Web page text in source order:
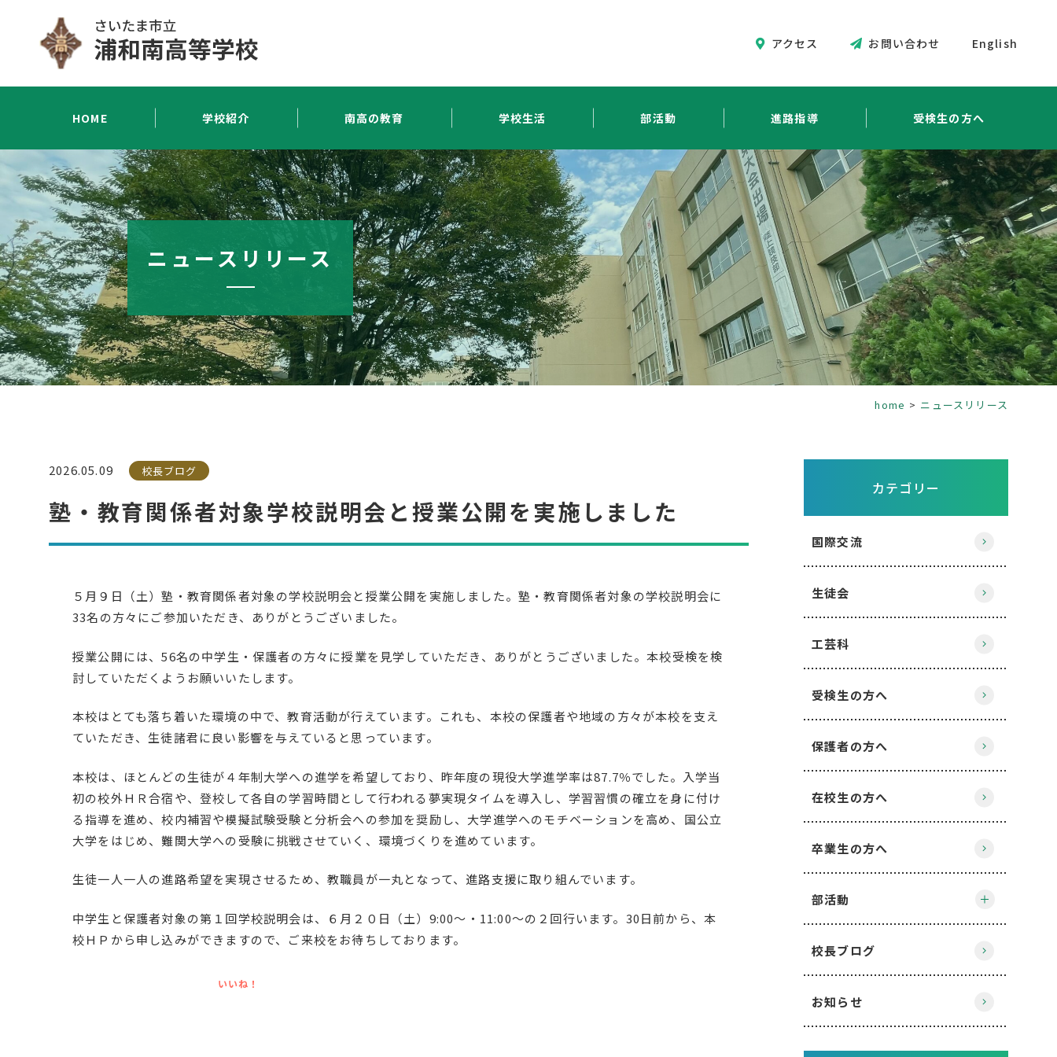
HOME 学校紹介 南高の教育 学校生活 部活動 進路指導 受検生の方へ
アクセス お問い合わせ English
ニュースリリース
home ニュースリリース
2026.05.09 校長ブログ
塾・教育関係者対象学校説明会と授業公開を実施しました
５月９日（土）塾・教育関係者対象の学校説明会と授業公開を実施しました。塾・教育関係者対象の学校説明会に
33名の方々にご参加いただき、ありがとうございました。
授業公開には、56名の中学生・保護者の方々に授業を見学していただき、ありがとうございました。本校受検を検
討していただくようお願いいたします。
本校はとても落ち着いた環境の中で、教育活動が行えています。これも、本校の保護者や地域の方々が本校を支え
ていただき、生徒諸君に良い影響を与えていると思っています。
本校は、ほとんどの生徒が４年制大学への進学を希望しており、昨年度の現役大学進学率は87.7％でした。入学当
初の校外ＨＲ合宿や、登校して各自の学習時間として行われる夢実現タイムを導入し、学習習慣の確立を身に付け
る指導を進め、校内補習や模擬試験受験と分析会への参加を奨励し、大学進学へのモチベーションを高め、国公立
大学をはじめ、難関大学への受験に挑戦させていく、環境づくりを進めています。
生徒一人一人の進路希望を実現させるため、教職員が一丸となって、進路支援に取り組んでいます。
中学生と保護者対象の第１回学校説明会は、６月２０日（土）9:00～・11:00～の２回行います。30日前から、本
校ＨＰから申し込みができますので、ご来校をお待ちしております。
いいね！
カテゴリー
国際交流
生徒会
工芸科
受検生の方へ
保護者の方へ
在校生の方へ
卒業生の方へ
部活動
校長ブログ
お知らせ